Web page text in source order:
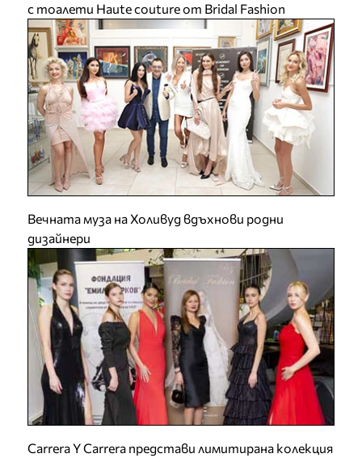
с тоалети Haute couture от Bridal Fashion
Вечната муза на Холивуд вдъхнови родни
дизайнери
Carrera Y Carrera представи лимитирана колекция